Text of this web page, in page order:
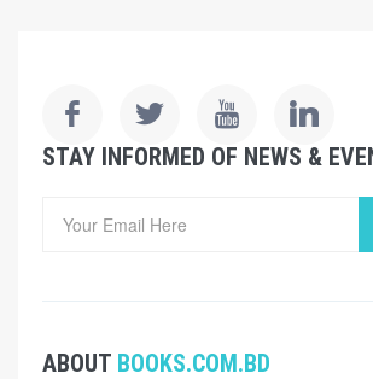
STAY INFORMED OF NEWS &
ABOUT BOOKS.COM.BD